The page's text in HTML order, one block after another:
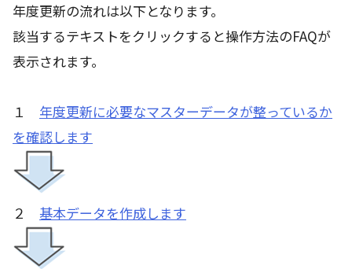
年度更新の流れは以下となります。
該当するテキストをクリックすると操作方法のFAQが
表示されます。
１ 年度更新に必要なマスターデータが整っているか
を確認します
２ 基本データを作成します